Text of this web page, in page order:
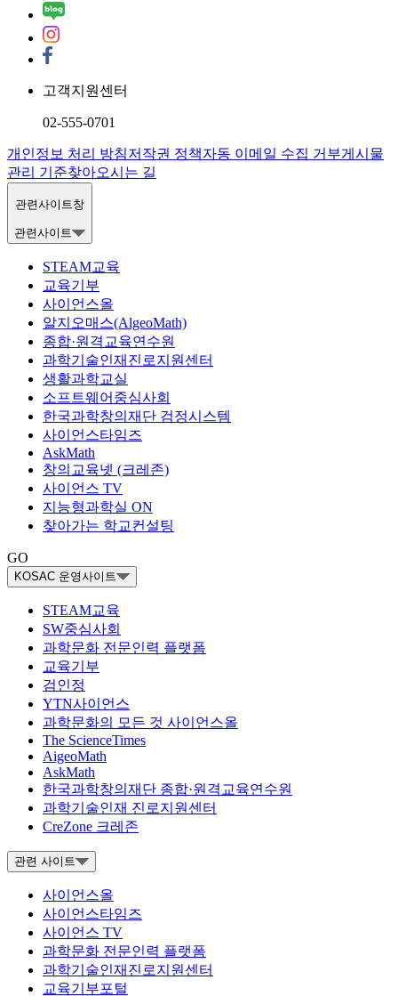
고객지원센터
02-555-0701
개인정보 처리 방침저작권 정책자동 이메일 수집 거부게시물
관리 기준찾아오시는 길
관련사이트창
관련사이트
STEAM교육
교육기부
사이언스올
알지오매스(AlgeoMath)
종합·원격교육연수원
과학기술인재진로지원센터
생활과학교실
소프트웨어중심사회
한국과학창의재단 검정시스템
사이언스타임즈
AskMath
창의교육넷 (크레존)
사이언스 TV
지능형과학실 ON
찾아가는 학교컨설팅
GO
KOSAC 운영사이트
STEAM교육
SW중심사회
과학문화 전문인력 플랫폼
교육기부
검인정
YTN사이언스
과학문화의 모든 것 사이언스올
The ScienceTimes
AigeoMath
AskMath
한국과학창의재단 종합·원격교육연수원
과학기술인재 진로지원센터
CreZone 크레존
관련 사이트
사이언스올
사이언스타임즈
사이언스 TV
과학문화 전문인력 플랫폼
과학기술인재진로지원센터
교육기부포털